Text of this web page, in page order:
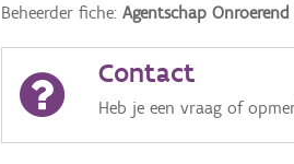
Beheerder fiche:Agentschap Onroerend
Contact
Heb je een vraag of